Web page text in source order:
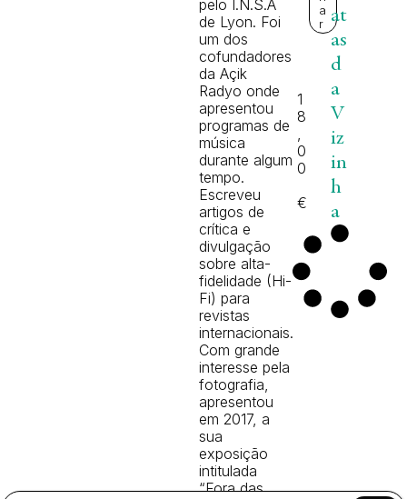
pelo I.N.S.A
de Lyon. Foi
um dos
cofundadores
da Açik
Radyo onde
apresentou
programas de
música
durante algum
tempo.
Escreveu
artigos de
crítica e
divulgação
sobre alta-
fidelidade (Hi-
Fi) para
revistas
internacionais.
Com grande
interesse pela
fotografia,
apresentou
em 2017, a
sua
exposição
intitulada
“Fora das
1
8
0
0
€
a
r at
as
d
a
V
iz
in
h
a